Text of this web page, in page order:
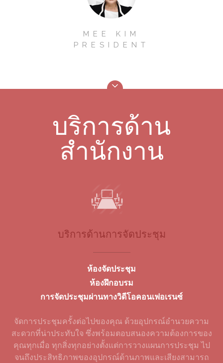
MEE KIM
PRESIDENT
บริการด้าน
สำนักงาน
บริการด้านการจัดประชุม
ห้องจัดประชุม
ห้องฝึกอบรม
การจัดประชุมผ่านทางวิดีโอคอนเฟอเรนซ์
จัดการประชุมครั้งต่อไปของคุณ ด้วยอุปกรณ์อำนวยความ
สะดวกที่น่าประทับใจ ซึ่งพร้อมตอบสนองความต้องการของ
คุณทุกเมื่อ ทุกสิ่งทุกอย่างตั้งแต่การวางแผนการประชุม ไป
จนถึงประสิทธิภาพของอุปกรณ์ด้านภาพและเสียงสามารถ